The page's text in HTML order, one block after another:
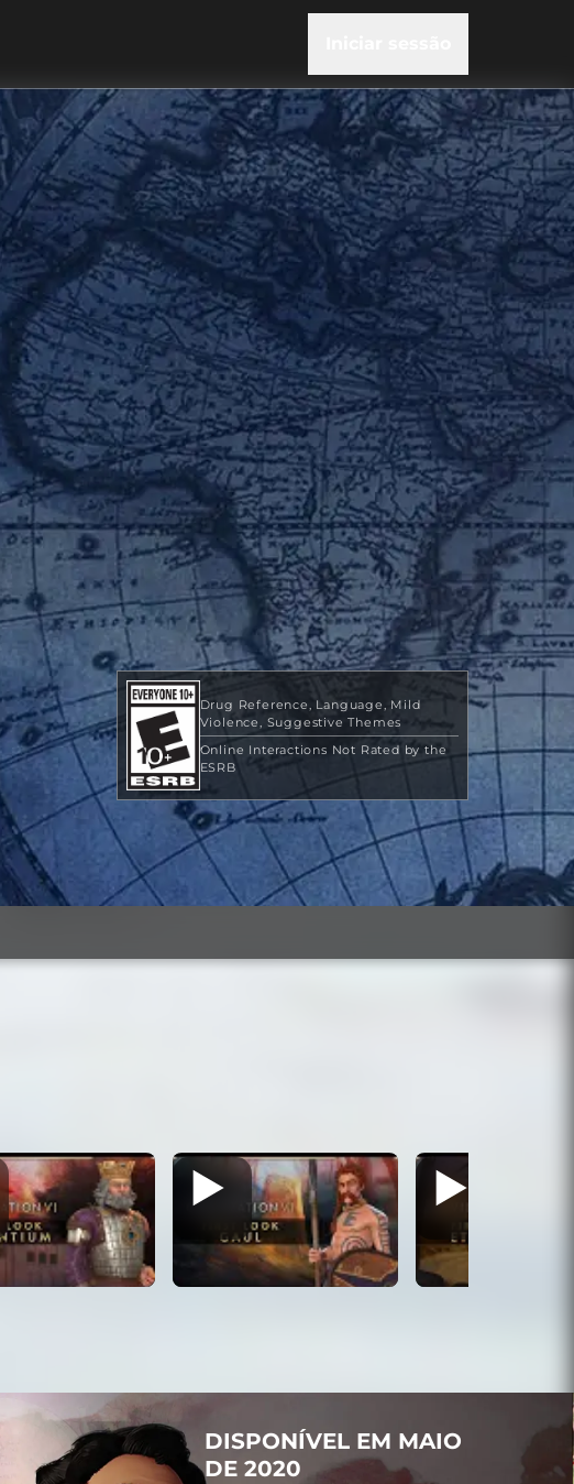
Drug Reference Language
Mild
Violence
Suggestive Themes
Online Interactions Not Rated by the
ESRB
DISPONÍVEL EM MAIO
DE 2020